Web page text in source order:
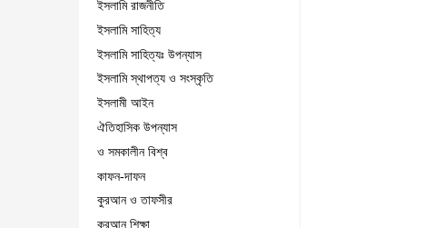
ইসলামি রাজনীতি
ইসলামি সাহিত্য
ইসলামি সাহিত্যঃ উপন্যাস
ইসলামি স্থাপত্য ও সংস্কৃতি
ইসলামী আইন
ঐতিহাসিক উপন্যাস
ও সমকালীন বিশ্ব
কাফন-দাফন
কুরআন ও তাফসীর
কুরআন শিক্ষা